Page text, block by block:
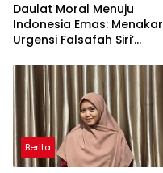
Daulat Moral Menuju
Indonesia Emas: Menakar
Urgensi Falsafah Siri’
Ancaman Kleptokrasi
Berita